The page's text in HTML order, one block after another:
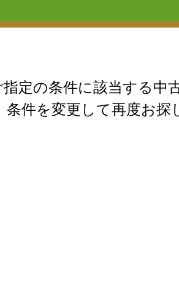
指定の条件に該当する中
条件を変更して再度お探